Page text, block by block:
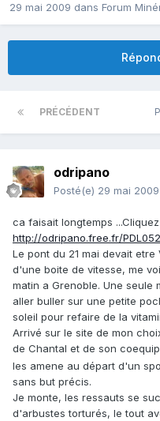
29 mai 2009 dans Forum
PRÉCÉDENT
odripano
Posté(e) 29 mai 2009
ca faisait longtemps
http://odripano.free.fr/
Le pont du 21 mai devait
d'une boite de vitesse, me
matin a Grenoble. Une seule
aller buller sur une petite
soleil pour refaire de la
Arrivé sur le site de mon
de Chantal et de son
les amene au départ d'un
sans but précis.
Je monte, les ressauts se
d'arbustes torturés, le tout